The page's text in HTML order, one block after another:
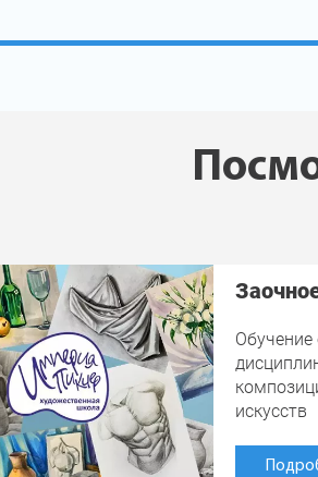
искусств